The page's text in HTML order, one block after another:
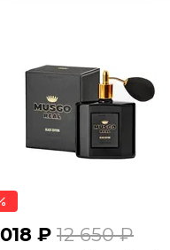
₽ 12 650 ₽